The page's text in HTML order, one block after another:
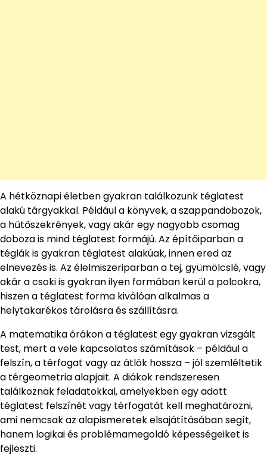
A hétköznapi életben gyakran találkozunk téglatest
alakú tárgyakkal. Például a könyvek, a szappandobozok,
a hűtőszekrények, vagy akár egy nagyobb csomag
doboza is mind téglatest formájú. Az építőiparban a
téglák is gyakran téglatest alakúak, innen ered az
elnevezés is. Az élelmiszeriparban a tej, gyümölcslé, vagy
akár a csoki is gyakran ilyen formában kerül a polcokra,
hiszen a téglatest forma kiválóan alkalmas a
helytakarékos tárolásra és szállításra.
A matematika órákon a téglatest egy gyakran vizsgált
test, mert a vele kapcsolatos számítások – például a
felszín, a térfogat vagy az átlók hossza – jól szemléltetik
a térgeometria alapjait. A diákok rendszeresen
találkoznak feladatokkal, amelyekben egy adott
téglatest felszínét vagy térfogatát kell meghatározni,
ami nemcsak az alapismeretek elsajátításában segít,
hanem logikai és problémamegoldó képességeiket is
fejleszti.